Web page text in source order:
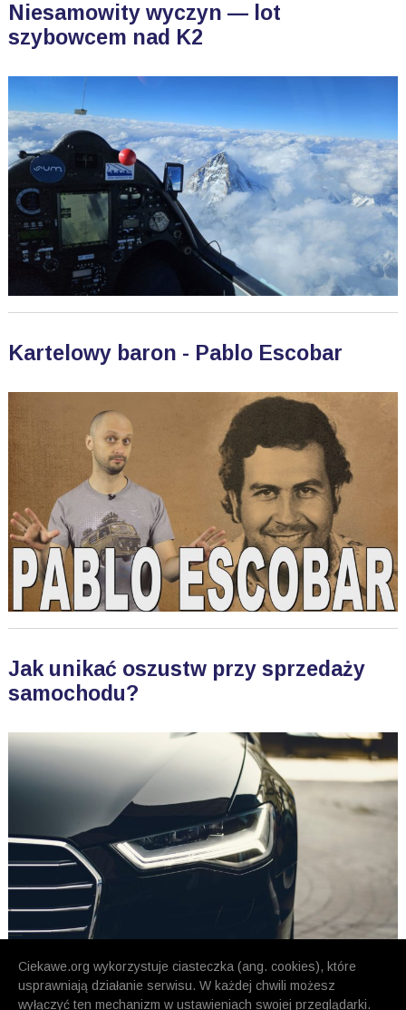
Ciekawe.org wykorzystuje ciasteczka (ang. cookies), które
usprawniają działanie serwisu. W każdej chwili możesz
wyłączyć ten mechanizm w ustawieniach swojej przeglądarki.
Niesamowity wyczyn — lot
szybowcem nad K2
Kartelowy baron - Pablo Escobar
Jak unikać oszustw przy sprzedaży
samochodu?